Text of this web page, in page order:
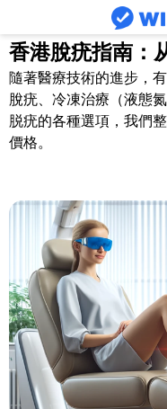
香港脫疣指南：
隨著醫療技術的進步，
脫疣、冷凍治療（液態
脱疣的各種選項，我們
價格。